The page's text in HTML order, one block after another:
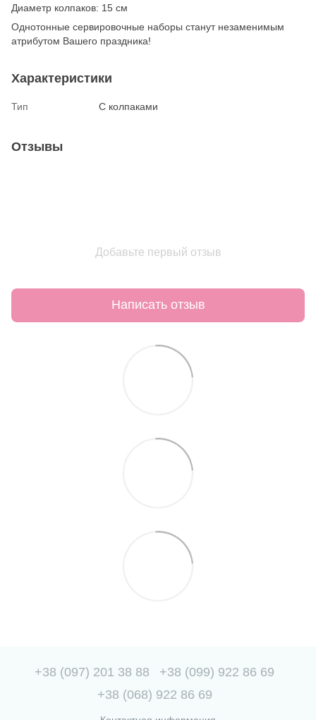
Диаметр колпаков: 15 см
Однотонные сервировочные наборы станут незаменимым
атрибутом Вашего праздника!
Характеристики
Тип С колпаками
Отзывы
Добавьте первый отзыв
Написать отзыв
+38 (097) 201 38 88
+38 (099) 922 86 69
+38 (068) 922 86 69